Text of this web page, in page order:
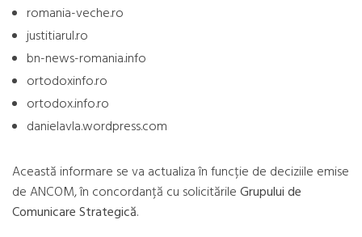
romania-veche.ro
justitiarul.ro
bn-news-romania.info
ortodoxinfo.ro
ortodox.info.ro
danielavla.wordpress.com
Această informare se va actualiza în funcție de deciziile emise
de ANCOM, în concordanță cu solicitărileGrupului de
Comunicare Strategică.